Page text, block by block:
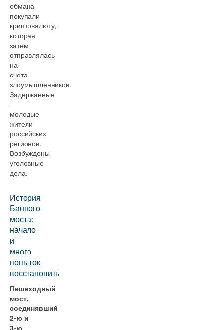
обмана
покупали
криптовалюту,
которая
затем
отправлялась
на
счета
злоумышленников.
Задержанные
-
молодые
жители
российских
регионов.
Возбуждены
уголовные
дела.
История
Банного
моста:
начало
и
много
попыток
восстановить
Пешеходный
мост,
соединявший
2-ю и
3-ю